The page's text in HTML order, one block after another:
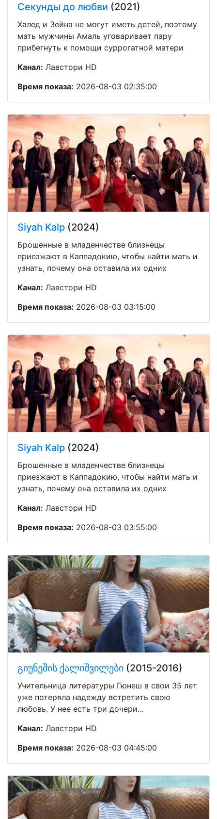
Секунды до любви (2021)
Халед и Зейна не могут иметь детей, поэтому
мать мужчины Амаль уговаривает пару
прибегнуть к помощи суррогатной матери
Канал: Лавстори HD
Время показа: 2026-08-03 02:35:00
Siyah Kalp (2024)
Брошенные в младенчестве близнецы
приезжают в Каппадокию, чтобы найти мать и
узнать, почему она оставила их одних
Канал: Лавстори HD
Время показа: 2026-08-03 03:15:00
Siyah Kalp (2024)
Брошенные в младенчестве близнецы
приезжают в Каппадокию, чтобы найти мать и
узнать, почему она оставила их одних
Канал: Лавстори HD
Время показа: 2026-08-03 03:55:00
გიუნეშის ქალიშვილები (2015-2016)
Учительница литературы Гюнеш в свои 35 лет
уже потеряла надежду встретить свою
любовь. У нее есть три дочери…
Канал: Лавстори HD
Время показа: 2026-08-03 04:45:00